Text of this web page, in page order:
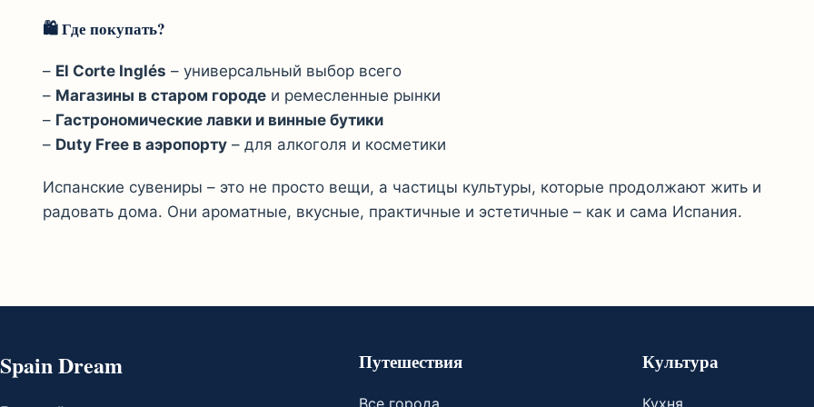
🛍 Где покупать?
– El Corte Inglés – универсальный выбор всего
– Магазины в старом городе и ремесленные рынки
– Гастрономические лавки и винные бутики
– Duty Free в аэропорту – для алкоголя и косметики
Испанские сувениры – это не просто вещи, а частицы культуры, которые продолжают жить и
радовать дома. Они ароматные, вкусные, практичные и эстетичные – как и сама Испания.
Spain Dream Путешествия
Все города
Культура
Кухня